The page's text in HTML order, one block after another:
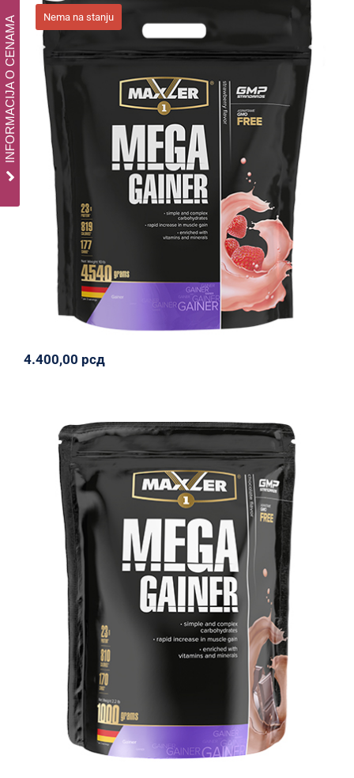
Nema na stanju
Mega Gainer – 4,54 kg, 3 ukusa
Body Attack Proteinko Svi proizvodi
4.400,00рсд
4.400,00 рсд
Mega Gainer – 1 kg, 3 ukusa
Body Attack Proteinko Svi proizvodi
1.600,00рсд
INFORMACIJA O CENAMA